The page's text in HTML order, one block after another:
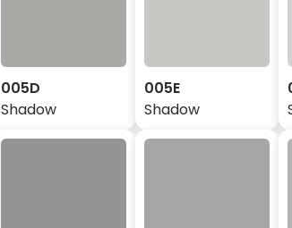
005D
Shadow
005E
Shadow